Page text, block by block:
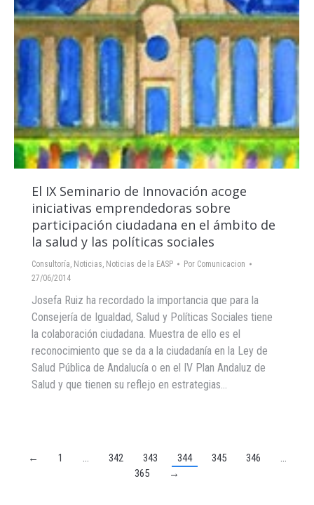
El IX Seminario de Innovación acoge
iniciativas emprendedoras sobre
participación ciudadana en el ámbito de
la salud y las políticas sociales
Consultoría, Noticias, Noticias de la EASP Por Comunicacion
27/06/2014
Josefa Ruiz ha recordado la importancia que para la
Consejería de Igualdad, Salud y Políticas Sociales tiene
la colaboración ciudadana. Muestra de ello es el
reconocimiento que se da a la ciudadanía en la Ley de
Salud Pública de Andalucía o en el IV Plan Andaluz de
Salud y que tienen su reflejo en estrategias…
← 1 … 342 343 344 345 346
…
365
→